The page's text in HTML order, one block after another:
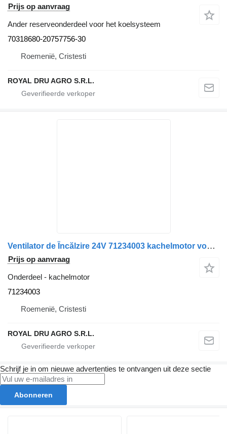
Prijs op aanvraag
Ander reserveonderdeel voor het koelsysteem
70318680-20757756-30
Roemenië, Cristesti
ROYAL DRU AGRO S.R.L.
Ventilator de Încălzire 24V 71234003 kachelmotor voor Kormas pentru Volvo, Cod vrachtwagen
Prijs op aanvraag
Onderdeel - kachelmotor
71234003
Roemenië, Cristesti
ROYAL DRU AGRO S.R.L.
Schrijf je in om nieuwe advertenties te ontvangen uit deze sectie
Abonneren